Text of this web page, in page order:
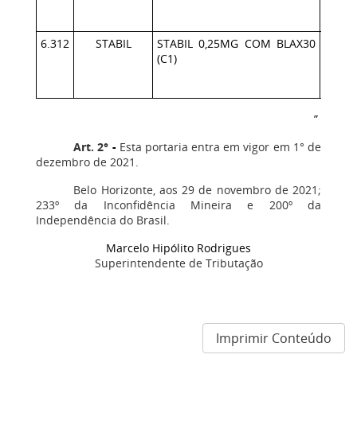
6.312 STABIL
STABIL 0,25MG COM BLAX30
(C1)
”
Art. 2° -Esta portaria entra em vigor em 1° de
dezembro de 2021.
Belo Horizonte, aos 29 de novembro de 2021;
233º da Inconfidência Mineira e 200º da
Independência do Brasil.
Marcelo Hipólito Rodrigues
Superintendente de Tributação
Imprimir Conteúdo